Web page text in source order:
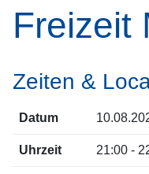
Freizeit
Zeiten &
Datum
Uhrzeit 21:00 -